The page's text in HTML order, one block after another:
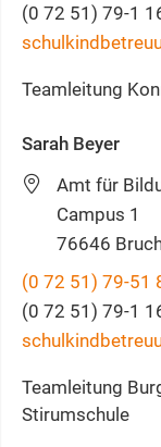
(0 72 51) 79-1
Teamleitung
Sarah Beyer
Amt für
Campus 1
76646
(0 72 51) 79-51
(0 72 51) 79-1
Teamleitung
Stirumschule